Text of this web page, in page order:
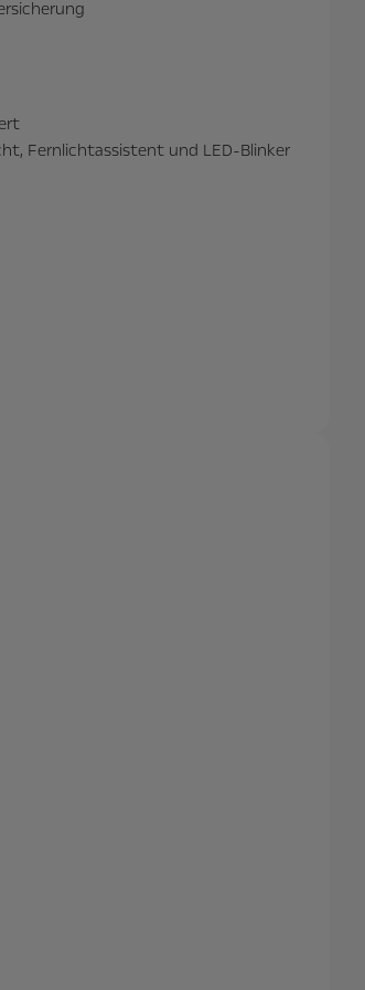
Fernlichtassistent und LED-Blinker